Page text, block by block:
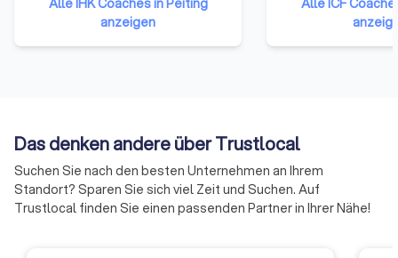
Ihre Reise zu einem erfüllteren und erfolgreichen Leben.
Gewerbetreibenden und
Unternehmen mit Ausnahme
reiner Handwerksunternehmen,
an.
Alle IHK Coaches in Peiting
anzeigen
2021, we took a
forward into the
coaching,
improve their
work around the
continues to offer
globally
independent
Alle ICF
Das denken andere über Trustlocal
Suchen Sie nach den besten Unternehmen an Ihrem
Standort? Sparen Sie sich viel Zeit und Suchen. Auf
Trustlocal finden Sie einen passenden Partner in Ihrer Nähe!